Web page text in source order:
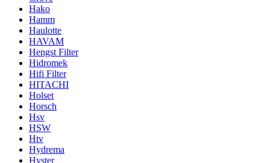
Hako
Hamm
Haulotte
HAVAM
Hengst Filter
Hidromek
Hifi Filter
HITACHI
Holset
Horsch
Hsv
HSW
Htv
Hydrema
Hyster